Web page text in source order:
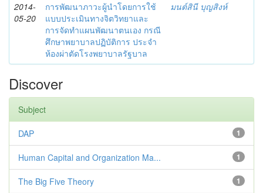
2014-
05-20
การพัฒนาภาวะผู้นำโดยการใช้
แบบประเมินทางจิตวิทยาและ
การจัดทำแผนพัฒนาตนเอง กรณี
ศึกษาพยาบาลปฏิบัติการ ประจำ
ห้องผ่าตัดโรงพยาบาลรัฐบาล
มนต์สินี บุญสิงห์
Discover
Subject
1
DAP
1
Human Capital and Organization Ma...
1
The Big Five Theory